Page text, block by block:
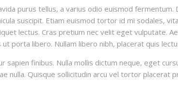
purus tellus, a varius odio euismod
suscipit. Etiam euismod tortor id mi sodales,
lectus. Cras pretium nec velit eget vulputate.
porta libero. Nullam libero nibh, placerat quis
finibus. Nulla mollis dictum neque, eget
nulla. Quisque sollicitudin arcu vel tortor placerat